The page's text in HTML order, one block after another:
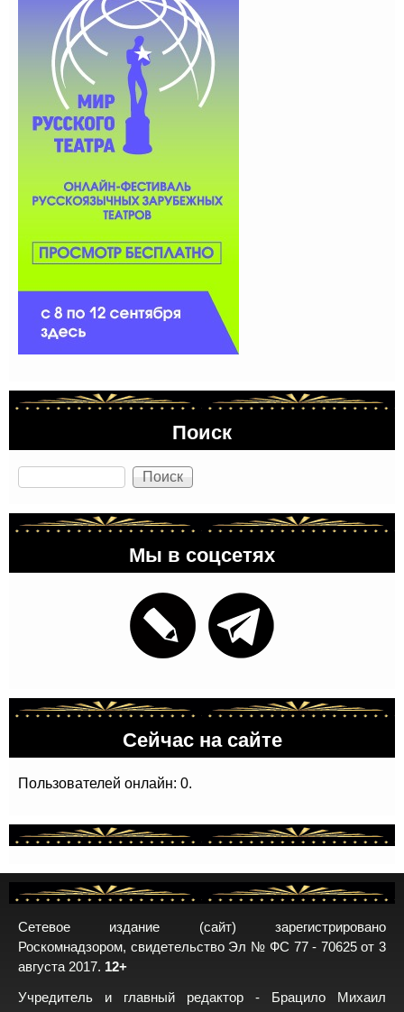
Поиск
Поиск
Мы в соцсетях
Сейчас на сайте
Пользователей онлайн: 0.
Сетевое издание (сайт) зарегистрировано
Роскомнадзором, свидетельство Эл № ФС 77 - 70625 от 3
августа 2017. 12+
Учредитель и главный редактор - Брацило Михаил